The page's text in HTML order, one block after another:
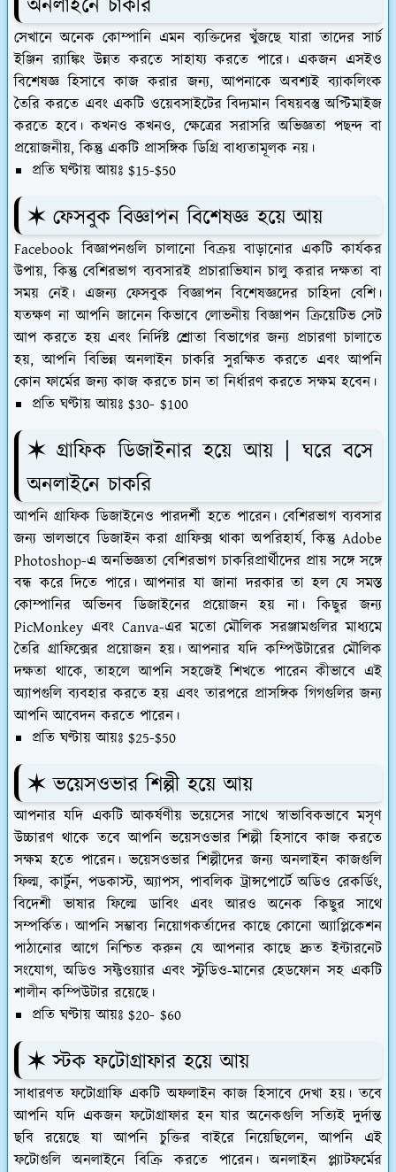
অনলাইনে চাকরি
সেখানে অনেক কোম্পানি এমন ব্যক্তিদের খুঁজছে যারা তাদের সার্চ
ইঞ্জিন র‌্যাঙ্কিং উন্নত করতে সাহায্য করতে পারে। একজন এসইও
বিশেষজ্ঞ হিসাবে কাজ করার জন্য, আপনাকে অবশ্যই ব্যাকলিংক
তৈরি করতে এবং একটি ওয়েবসাইটের বিদ্যমান বিষয়বস্তু অপ্টিমাইজ
করতে হবে। কখনও কখনও, ক্ষেত্রের সরাসরি অভিজ্ঞতা পছন্দ বা
প্রয়োজনীয়, কিন্তু একটি প্রাসঙ্গিক ডিগ্রি বাধ্যতামূলক নয়।
প্রতি ঘণ্টায় আয়ঃ $15-$50
✶ ফেসবুক বিজ্ঞাপন বিশেষজ্ঞ হয়ে আয়
Facebook বিজ্ঞাপনগুলি চালানো বিক্রয় বাড়ানোর একটি কার্যকর
উপায়, কিন্তু বেশিরভাগ ব্যবসারই প্রচারাভিযান চালু করার দক্ষতা বা
সময় নেই। এজন্য ফেসবুক বিজ্ঞাপন বিশেষজ্ঞদের চাহিদা বেশি।
যতক্ষণ না আপনি জানেন কিভাবে লোভনীয় বিজ্ঞাপন ক্রিয়েটিভ সেট
আপ করতে হয় এবং নির্দিষ্ট শ্রোতা বিভাগের জন্য প্রচারণা চালাতে
হয়, আপনি বিভিন্ন অনলাইন চাকরি সুরক্ষিত করতে এবং আপনি
কোন ফার্মের জন্য কাজ করতে চান তা নির্ধারণ করতে সক্ষম হবেন।
প্রতি ঘণ্টায় আয়ঃ $30- $100
✶ গ্রাফিক ডিজাইনার হয়ে আয় | ঘরে বসে
অনলাইনে চাকরি
আপনি গ্রাফিক ডিজাইনেও পারদর্শী হতে পারেন। বেশিরভাগ ব্যবসার
জন্য ভালভাবে ডিজাইন করা গ্রাফিক্স থাকা অপরিহার্য, কিন্তু Adobe
Photoshop-এ অনভিজ্ঞতা বেশিরভাগ চাকরিপ্রার্থীদের প্রায় সঙ্গে সঙ্গে
বন্ধ করে দিতে পারে। আপনার যা জানা দরকার তা হল যে সমস্ত
কোম্পানির অভিনব ডিজাইনের প্রয়োজন হয় না। কিছুর জন্য
PicMonkey এবং Canva-এর মতো মৌলিক সরঞ্জামগুলির মাধ্যমে
তৈরি গ্রাফিক্সের প্রয়োজন হয়। আপনার যদি কম্পিউটারের মৌলিক
দক্ষতা থাকে, তাহলে আপনি সহজেই শিখতে পারেন কীভাবে এই
অ্যাপগুলি ব্যবহার করতে হয় এবং তারপরে প্রাসঙ্গিক গিগগুলির জন্য
আপনি আবেদন করতে পারেন।
প্রতি ঘণ্টায় আয়ঃ $25-$50
✶ ভয়েসওভার শিল্পী হয়ে আয়
আপনার যদি একটি আকর্ষণীয় ভয়েসের সাথে স্বাভাবিকভাবে মসৃণ
উচ্চারণ থাকে তবে আপনি ভয়েসওভার শিল্পী হিসাবে কাজ করতে
সক্ষম হতে পারেন। ভয়েসওভার শিল্পীদের জন্য অনলাইন কাজগুলি
ফিল্ম, কার্টুন, পডকাস্ট, অ্যাপস, পাবলিক ট্রান্সপোর্টে অডিও রেকর্ডিং,
বিদেশী ভাষার ফিল্মে ডাবিং এবং আরও অনেক কিছুর সাথে
সম্পর্কিত। আপনি সম্ভাব্য নিয়োগকর্তাদের কাছে কোনো অ্যাপ্লিকেশন
পাঠানোর আগে নিশ্চিত করুন যে আপনার কাছে দ্রুত ইন্টারনেট
সংযোগ, অডিও সফ্টওয়্যার এবং স্টুডিও-মানের হেডফোন সহ একটি
শালীন কম্পিউটার রয়েছে।
প্রতি ঘণ্টায় আয়ঃ $20- $60
✶ স্টক ফটোগ্রাফার হয়ে আয়
সাধারণত ফটোগ্রাফি একটি অফলাইন কাজ হিসাবে দেখা হয়। তবে
আপনি যদি একজন ফটোগ্রাফার হন যার অনেকগুলি সত্যিই দুর্দান্ত
ছবি রয়েছে যা আপনি চুক্তির বাইরে নিয়েছিলেন, আপনি এই
ফটোগুলি অনলাইনে বিক্রি করতে পারেন। অনলাইন প্ল্যাটফর্মের